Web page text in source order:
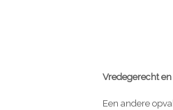
Vredegerecht
Een andere